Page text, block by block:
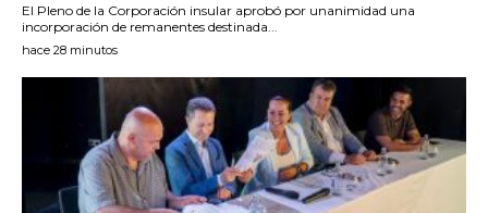
El Pleno de la Corporación insular aprobó por unanimidad una
incorporación de remanentes destinada...
hace 28 minutos